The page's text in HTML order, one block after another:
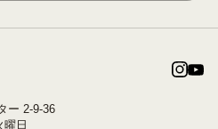
ー 2-9-36
日